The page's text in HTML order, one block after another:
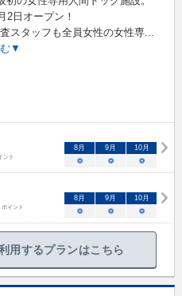
2日オープン！
スタッフも全員女性の女性専...
▼
ント
8月 9月 10月
○ ○ ○
ポイント
8月 9月 10月
○ ○ ○
用するプランはこちら